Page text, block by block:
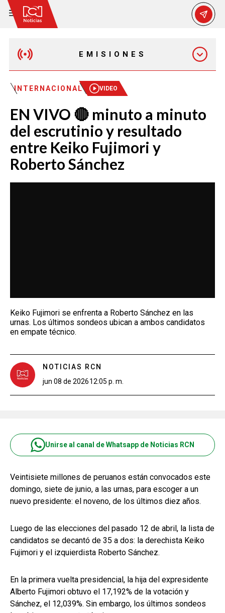
EMISIONES
EMISIÓN 12:30 PM
EMISIÓN 7:00 PM
INTERNACIONAL VIDEO
EN VIVO 🔴 minuto a minuto
del escrutinio y resultado
entre Keiko Fujimori y
Roberto Sánchez
Keiko Fujimori se enfrenta a Roberto Sánchez en las
urnas. Los últimos sondeos ubican a ambos candidatos
en empate técnico.
NOTICIAS RCN
jun 08 de 202612:05 p. m.
Unirse al canal de Whatsapp de Noticias RCN
Veintisiete millones de peruanos están convocados este
domingo, siete de junio, a las urnas, para escoger a un
nuevo presidente: el noveno, de los últimos diez años.
Luego de las elecciones del pasado 12 de abril, la lista de
candidatos se decantó de 35 a dos: la derechista Keiko
Fujimori y el izquierdista Roberto Sánchez.
En la primera vuelta presidencial, la hija del expresidente
Alberto Fujimori obtuvo el 17,192% de la votación y
Sánchez, el 12,039%. Sin embargo, los últimos sondeos